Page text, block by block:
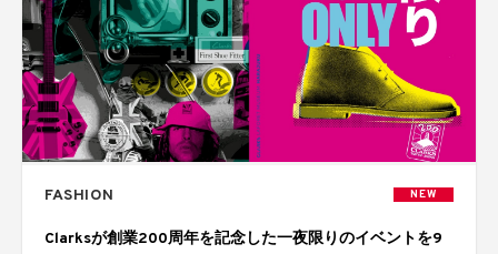
FASHION NEW
Clarksが創業200周年を記念した一夜限りのイベントを9